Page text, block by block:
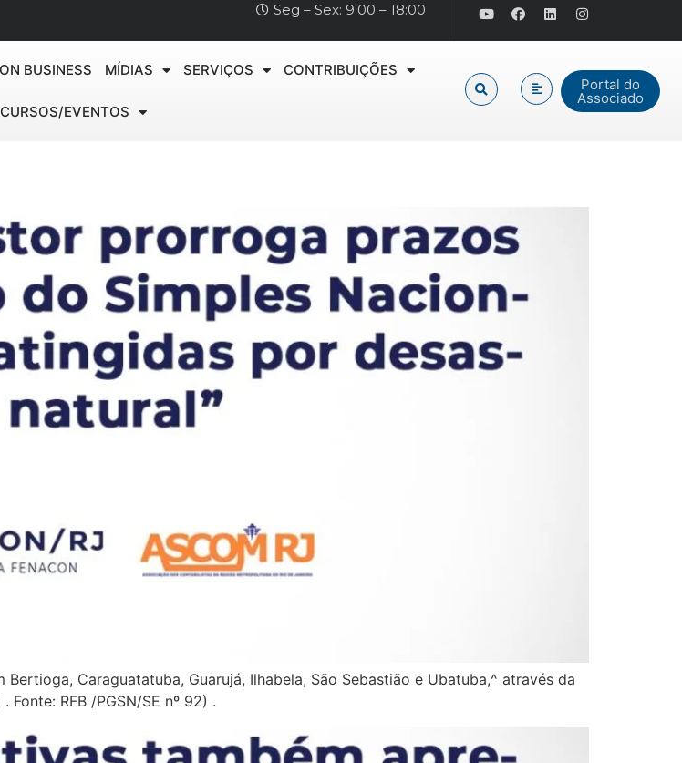
Seg – Sex: 9:00 – 18:00
BUSINESS MÍDIAS SERVIÇOS CONTRIBUIÇÕES
CURSOS/EVENTOS
Portal do
Associado
Caraguatatuba, Guarujá, Ilhabela, São Sebastião e Ubatuba,^ através da
RFB /PGSN/SE nº 92) .